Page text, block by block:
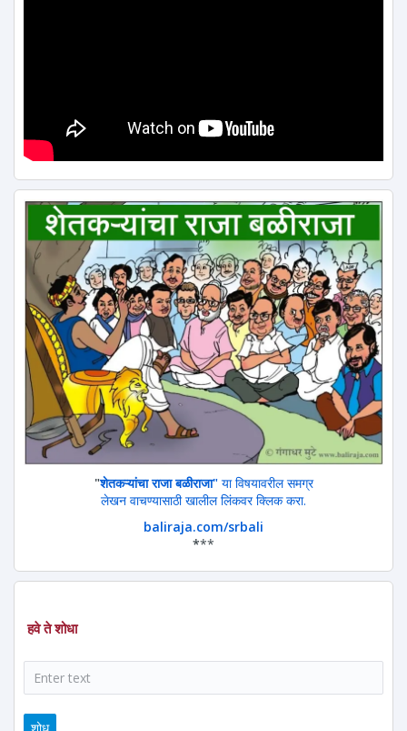
"शेतकऱ्यांचा राजा बळीराजा"या विषयावरील समग्र
लेखन वाचण्यासाठी खालील लिंकवर क्लिक करा.
baliraja.com/srbali
***
हवे ते शोधा
शोध